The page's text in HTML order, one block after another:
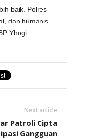
baik. Polres
dan humanis
Yhogi
Next article
Patroli Cipta
Gangguan